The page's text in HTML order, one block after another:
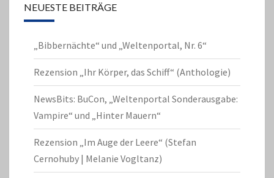
NEUESTE BEITRÄGE
„Bibbernächte“ und „Weltenportal, Nr. 6“
Rezension „Ihr Körper, das Schiff“ (Anthologie)
NewsBits: BuCon, „Weltenportal Sonderausgabe:
Vampire“ und „Hinter Mauern“
Rezension „Im Auge der Leere“ (Stefan
Cernohuby | Melanie Vogltanz)